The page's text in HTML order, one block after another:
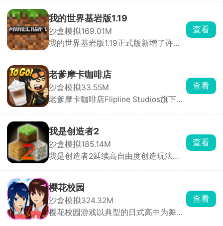
斧头、电锯、伐木机等各式各样专业工
具，深入林间砍伐，砍伐完成后，还需
通过车辆将原木安全运输到加工厂进行
切割、处理，一步步从无到有、从零开
我的世界基岩版1.19
沙盒模拟169.01M
我的世界基岩版1.19正式版新增了许多
险，探索不同的场景，搜寻更多的惊喜
和宝藏，探索多样化的地形，应对各种
敌对生物，并使用合理的武器装备对战
怪物，享受极高自由度的冒险旅程。
查看
老爹摩卡咖啡店
沙盒模拟33.55M
老爹摩卡咖啡店Flipline Studios旗下老
奶、分层到装饰，全程亲手参与每一杯
饮品的制作，用专业手法与创意搭配，
满足形形色色客人的挑剔口味。
查看
我是创造者2
沙盒模拟185.14M
我是创造者2延续高自由度创造玩法并
造者，踏入一片由立体像素方块搭建而
成的广袤开放世界，把脑海中的构想变
为可触摸、可漫游、可欣赏的专属像素
世界，让创造的乐趣与成就感被无限放
查看
樱花校园
沙盒模拟324.32M
樱花校园游戏以典型的日式高中为舞
查看